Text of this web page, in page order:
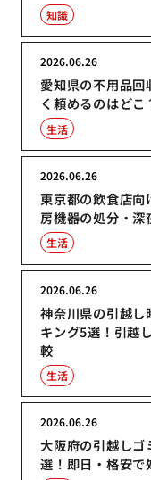
知識
愛知県の不用品
く頼めるのはどこ
2026.06.26
生活
東京都の飲食店
房機器の処分・
2026.06.26
生活
神奈川県の引越し
キング5選！引越
較
2026.06.26
生活
大阪府の引越し
選！即日・格安で
2026.06.26